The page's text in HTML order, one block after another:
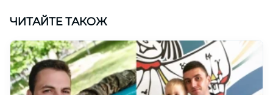
ЧИТАЙТЕ ТАКОЖ